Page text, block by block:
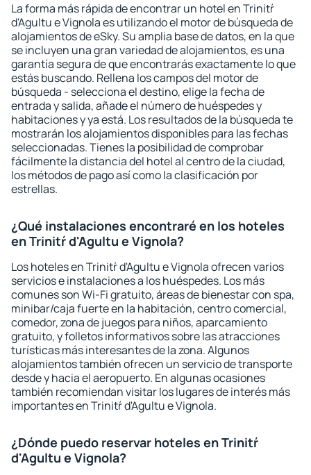
La forma más rápida de encontrar un hotel en Trinitŕ
d'Agultu e Vignola es utilizando el motor de búsqueda de
alojamientos de eSky. Su amplia base de datos, en la que
se incluyen una gran variedad de alojamientos, es una
garantía segura de que encontrarás exactamente lo que
estás buscando. Rellena los campos del motor de
búsqueda - selecciona el destino, elige la fecha de
entrada y salida, añade el número de huéspedes y
habitaciones y ya está. Los resultados de la búsqueda te
mostrarán los alojamientos disponibles para las fechas
seleccionadas. Tienes la posibilidad de comprobar
fácilmente la distancia del hotel al centro de la ciudad,
los métodos de pago así como la clasificación por
estrellas.
¿Qué instalaciones encontraré en los hoteles
en Trinitŕ d'Agultu e Vignola?
Los hoteles en Trinitŕ d'Agultu e Vignola ofrecen varios
servicios e instalaciones a los huéspedes. Los más
comunes son Wi-Fi gratuito, áreas de bienestar con spa,
minibar/caja fuerte en la habitación, centro comercial,
comedor, zona de juegos para niños, aparcamiento
gratuito, y folletos informativos sobre las atracciones
turísticas más interesantes de la zona. Algunos
alojamientos también ofrecen un servicio de transporte
desde y hacia el aeropuerto. En algunas ocasiones
también recomiendan visitar los lugares de interés más
importantes en Trinitŕ d'Agultu e Vignola.
¿Dónde puedo reservar hoteles en Trinitŕ
d'Agultu e Vignola?